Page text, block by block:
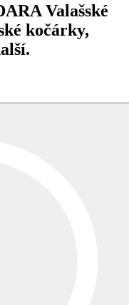
Valašské
kočárky,